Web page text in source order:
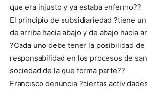
que era injusto y ya estaba enfermo??
El principio de subsidiariedad ?tiene
de arriba hacia abajo y de abajo hacia
?Cada uno debe tener la posibilidad
responsabilidad en los procesos de
sociedad de la que forma parte??
Francisco denuncia ?ciertas